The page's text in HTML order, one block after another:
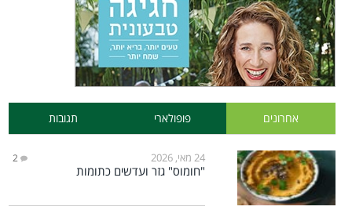
אחרונים פופולארי תגובות
24 מאי, 2026 2
"חומוס" גזר ועדשים כתומות